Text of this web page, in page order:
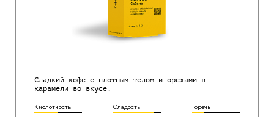
Сладкий кофе с плотным телом и орехами в
карамели во вкусе.
Кислотность Сладость Горечь